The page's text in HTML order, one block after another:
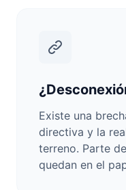
Existe una
directiva y la
terreno. Parte
quedan en el